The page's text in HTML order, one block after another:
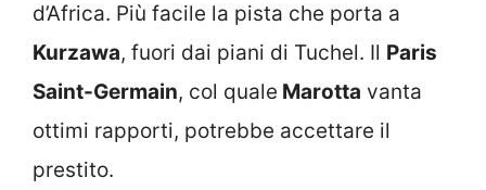
d’Africa. Più facile la pista che porta a
Kurzawa, fuori dai piani di Tuchel. Il Paris
Saint-Germain, col quale Marotta vanta
ottimi rapporti, potrebbe accettare il
prestito.